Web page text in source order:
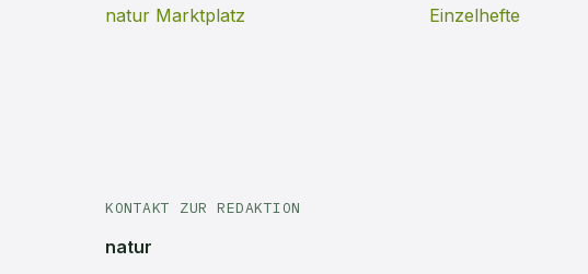
natur Marktplatz
Einzelhefte
KONTAKT ZUR REDAKTION
natur